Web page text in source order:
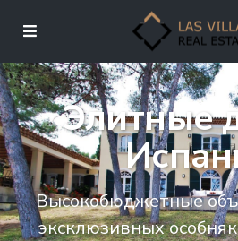
Элитные
Высокобюджетные
эксклюзивных